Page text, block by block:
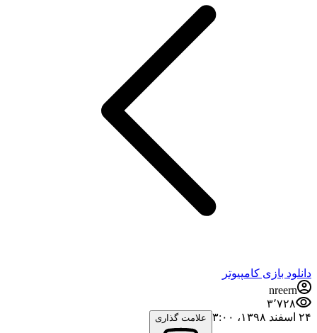
بازی کامپیوتر
nreern
۳٬۷۲۸
علامت گذاری